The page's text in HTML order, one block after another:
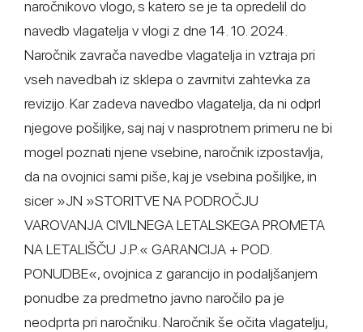
naročnikovo vlogo, s katero se je ta opredelil do
navedb vlagatelja v vlogi z dne 14. 10. 2024.
Naročnik zavrača navedbe vlagatelja in vztraja pri
vseh navedbah iz sklepa o zavrnitvi zahtevka za
revizijo. Kar zadeva navedbo vlagatelja, da ni odprl
njegove pošiljke, saj naj v nasprotnem primeru ne bi
mogel poznati njene vsebine, naročnik izpostavlja,
da na ovojnici sami piše, kaj je vsebina pošiljke, in
sicer »JN »STORITVE NA PODROČJU
VAROVANJA CIVILNEGA LETALSKEGA PROMETA
NA LETALIŠČU J.P.« GARANCIJA + POD.
PONUDBE«, ovojnica z garancijo in podaljšanjem
ponudbe za predmetno javno naročilo pa je
neodprta pri naročniku. Naročnik še očita vlagatelju,